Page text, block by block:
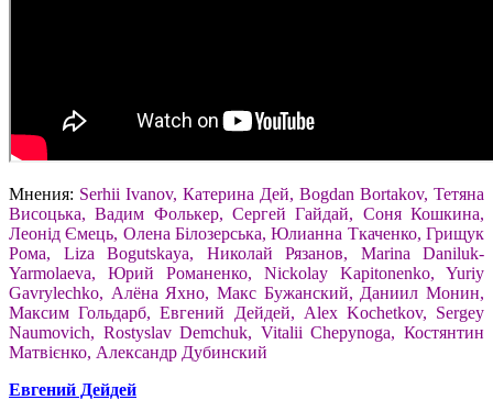
Мнения: Serhii Ivanov, Катерина Дей, Bogdan Bortakov, Тетяна
Висоцька, Вадим Фолькер, Сергей Гайдай, Соня Кошкина,
Леонід Ємець, Олена Білозерська, Юлианна Ткаченко, Грищук
Рома, Liza Bogutskaya, Николай Рязанов, Marina Daniluk-
Yarmolaeva, Юрий Романенко, Nickolay Kapitonenko, Yuriy
Gavrylechko, Алёна Яхно, Макс Бужанский, Даниил Монин,
Максим Гольдарб, Евгений Дейдей, Alex Kochetkov, Sergey
Naumovich, Rostyslav Demchuk, Vitalii Chepynoga, Костянтин
Матвієнко, Александр Дубинский
Евгений Дейдей